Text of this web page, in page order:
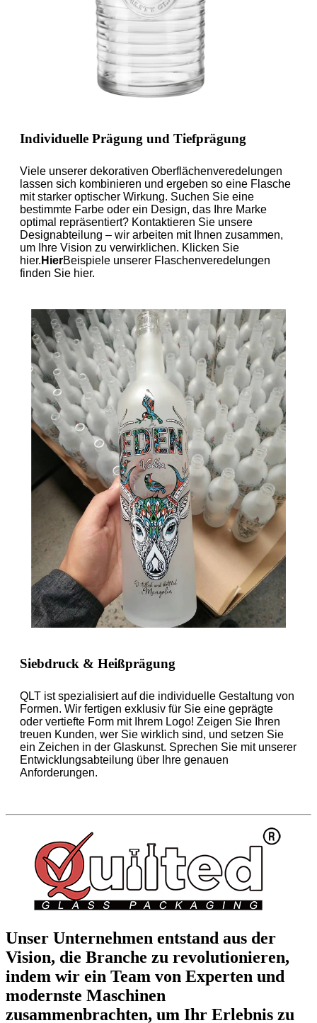
Individuelle Prägung und Tiefprägung
Viele unserer dekorativen Oberflächenveredelungen
lassen sich kombinieren und ergeben so eine Flasche
mit starker optischer Wirkung. Suchen Sie eine
bestimmte Farbe oder ein Design, das Ihre Marke
optimal repräsentiert? Kontaktieren Sie unsere
Designabteilung – wir arbeiten mit Ihnen zusammen,
um Ihre Vision zu verwirklichen. Klicken Sie
hier. HierBeispiele unserer Flaschenveredelungen
finden Sie hier.
Siebdruck & Heißprägung
QLT ist spezialisiert auf die individuelle Gestaltung von
Formen. Wir fertigen exklusiv für Sie eine geprägte
oder vertiefte Form mit Ihrem Logo! Zeigen Sie Ihren
treuen Kunden, wer Sie wirklich sind, und setzen Sie
ein Zeichen in der Glaskunst. Sprechen Sie mit unserer
Entwicklungsabteilung über Ihre genauen
Anforderungen.
Unser Unternehmen entstand aus der
Vision, die Branche zu revolutionieren,
indem wir ein Team von Experten und
modernste Maschinen
zusammenbrachten, um Ihr Erlebnis zu